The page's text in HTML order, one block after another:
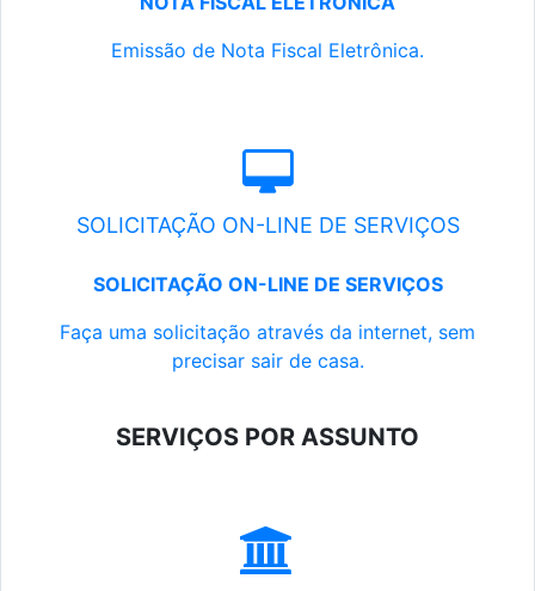
Emissão de Nota Fiscal Eletrônica.
SOLICITAÇÃO ON-LINE DE SERVIÇOS
SOLICITAÇÃO ON-LINE DE SERVIÇOS
Faça uma solicitação através da internet, sem
precisar sair de casa.
SERVIÇOS POR ASSUNTO